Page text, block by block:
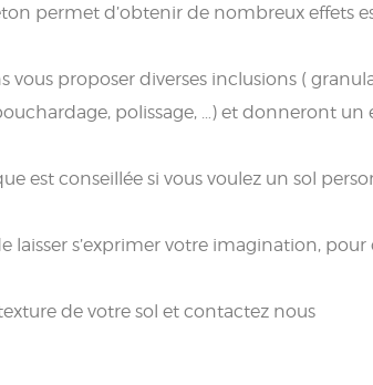
permet d’obtenir de nombreux effets
vous proposer diverses inclusions (
polissage, …) et donneront
est conseillée si vous voulez un sol
laisser s’exprimer votre imagination, pour
de votre sol et contactez nous